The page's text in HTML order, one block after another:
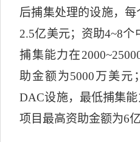
后捕集处理的设施，
2.5亿美元；资助4~8个
捕集能力在
助金额为5000万美元
DAC设施，最低捕集能
项目最高资助金额为6